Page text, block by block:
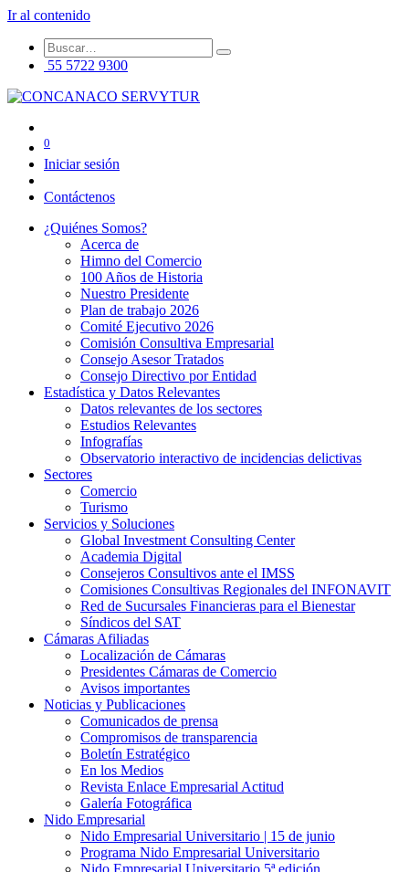
Ir al contenido
55 5722 9300
0
Iniciar sesión
Contáctenos
¿Quiénes Somos?
Acerca de
Himno del Comercio
100 Años de Historia
Nuestro Presidente
Plan de trabajo 2026
Comité Ejecutivo 2026
Comisión Consultiva Empresarial
Consejo Asesor Tratados
Consejo Directivo por Entidad
Estadística y Datos Relevantes
Datos relevantes de los sectores
Estudios Relevantes
Infografías
Observatorio interactivo de incidencias delictivas
Sectores
Comercio
Turismo
Servicios y Soluciones
Global Investment Consulting Center
Academia Digital
Consejeros Consultivos ante el IMSS
Comisiones Consultivas Regionales del INFONAVIT
Red de Sucursales Financieras para el Bienestar
Síndicos del SAT
Cámaras Afiliadas
Localización de Cámaras
Presidentes Cámaras de Comercio
Avisos importantes
Noticias y Publicaciones
Comunicados de prensa
Compromisos de transparencia
Boletín Estratégico
En los Medios
Revista Enlace Empresarial Actitud
Galería Fotográfica
Nido Empresarial
Nido Empresarial Universitario | 15 de junio
Programa Nido Empresarial Universitario